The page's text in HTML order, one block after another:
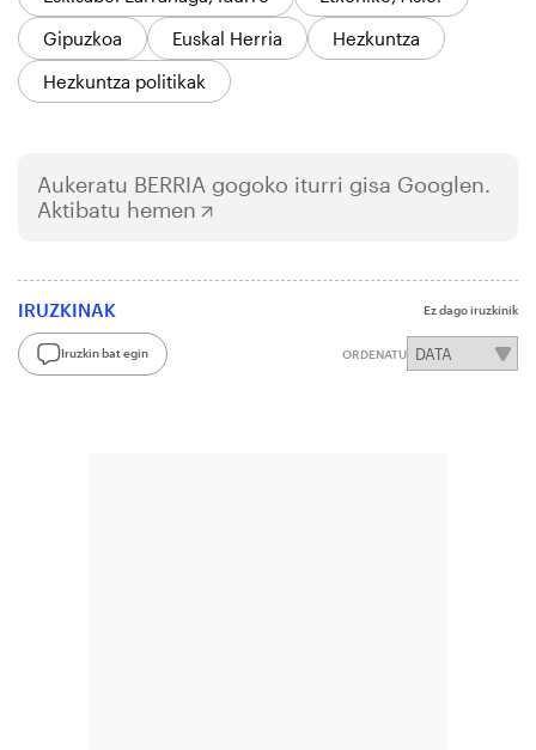
Gipuzkoa
Euskal Herria
Hezkuntza
Hezkuntza politikak
Aukeratu BERRIA gogoko iturri gisa Googlen.
Aktibatu hemen
IRUZKINAK Ez dago iruzkinik
Iruzkin bat egin ORDENATU